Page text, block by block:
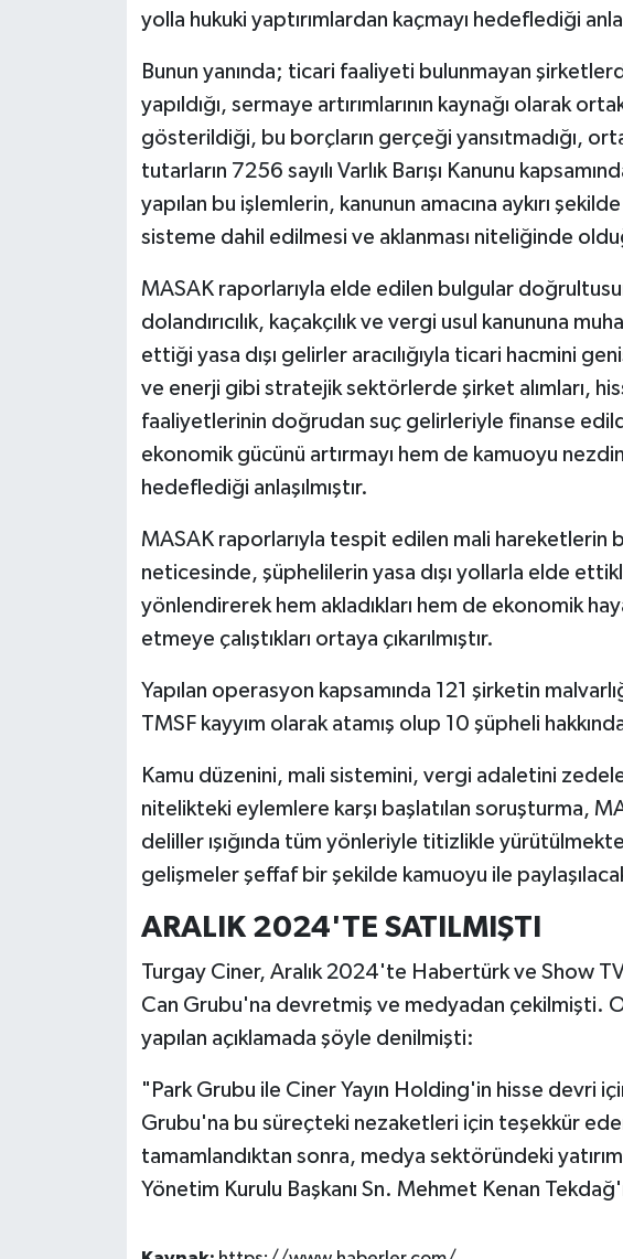
yolla hukuki yaptırımlardan kaçmayı hedeflediği
Bunun yanında; ticari faaliyeti bulunmayan
yapıldığı, sermaye artırımlarının kaynağı olarak
gösterildiği, bu borçların gerçeği yansıtmadığı,
tutarların 7256 sayılı Varlık Barışı Kanunu
yapılan bu işlemlerin, kanunun amacına aykırı
sisteme dahil edilmesi ve aklanması niteliğinde
MASAK raporlarıyla elde edilen bulgular
dolandırıcılık, kaçakçılık ve vergi usul kanununa
ettiği yasa dışı gelirler aracılığıyla ticari hacmini
ve enerji gibi stratejik sektörlerde şirket alımları,
faaliyetlerinin doğrudan suç gelirleriyle finanse
ekonomik gücünü artırmayı hem de kamuoyu
hedeflediği anlaşılmıştır.
MASAK raporlarıyla tespit edilen mali hareketlerin
neticesinde, şüphelilerin yasa dışı yollarla elde
yönlendirerek hem akladıkları hem de ekonomik
etmeye çalıştıkları ortaya çıkarılmıştır.
Yapılan operasyon kapsamında 121 şirketin
TMSF kayyım olarak atamış olup 10 şüpheli
Kamu düzenini, mali sistemini, vergi adaletini
nitelikteki eylemlere karşı başlatılan soruşturma,
deliller ışığında tüm yönleriyle titizlikle
gelişmeler şeffaf bir şekilde kamuoyu ile
ARALIK 2024'TE SATILMIŞTI
Turgay Ciner, Aralık 2024'te Habertürk ve Show
Can Grubu'na devretmiş ve medyadan çekilmişti.
yapılan açıklamada şöyle denilmişti:
"Park Grubu ile Ciner Yayın Holding'in hisse devri
Grubu'na bu süreçteki nezaketleri için teşekkür
tamamlandıktan sonra, medya sektöründeki
Yönetim Kurulu Başkanı Sn. Mehmet Kenan